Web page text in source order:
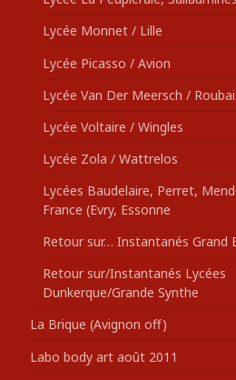
Lycée Monnet / Lille
Lycée Picasso / Avion
Lycée Van Der Meersch /
Lycée Voltaire / Wingles
Lycée Zola / Wattrelos
Lycées Baudelaire, Perret,
France (Evry, Essonne
Retour sur… Instantanés Grand
Retour sur/Instantanés Lycées
Dunkerque/Grande Synthe
La Brique (Avignon off)
Labo body art août 2011